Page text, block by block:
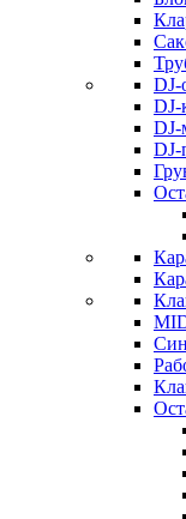
DJ-
DJ-
DJ-